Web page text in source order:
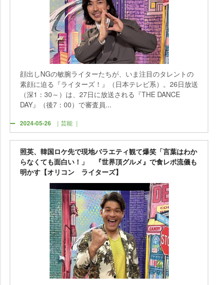
顔出しNGの敏腕ライターたちが、いま注目のタレントの
素顔に迫る『ライターズ！』（日本テレビ系）。26日放送
（深1：30～）は、27日に放送される『THE DANCE
DAY』（後7：00）で審査員...
2024-05-26 ｜芸能 ｜
照英、韓国ロケ先で現地バラエティ観て爆笑「言葉はわか
らなくても面白い！」 『世界頂グルメ』で食レポ流儀も
明かす【オリコン ライターズ】